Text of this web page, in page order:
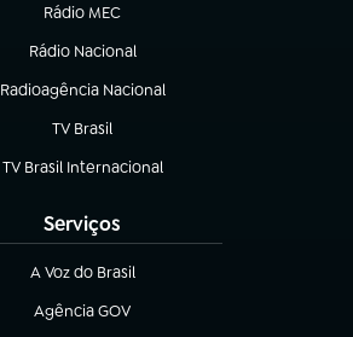
Rádio MEC
(abre em nova aba)
Rádio Nacional
Radioagência Nacional
(abre em nova aba)
TV Brasil
(abre em nova aba)
TV Brasil Internacional
(abre em nova aba)
Serviços
A Voz do Brasil
(abre em nova aba)
Agência GOV
(abre em nova aba)